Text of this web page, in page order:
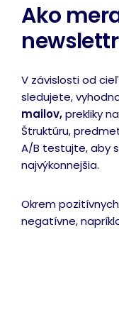
Ako
V závislosti od
sledujete,
mailov,prekliky
Štruktúru,
A/B testujte, aby
najvýkonnejšia.
Okrem
negatívne,